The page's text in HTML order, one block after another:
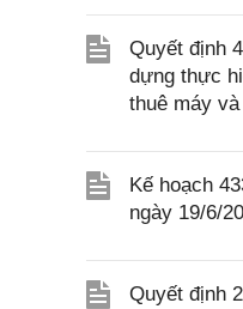
Quyết định
dựng thực
thuê máy
Kế hoạch
ngày 19/6/
Quyết định